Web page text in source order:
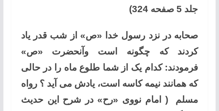
جلد 5 صفحه 324)
صحابه در نزد رسول خدا «ص» از شب قدر یاد
کردند که چگونه است وآنحضرت «ص»
فرمودند: کدام یک از شما طلوع ماه را در حالی
که همانند نیمه کاسه است، یادش می آید ؟ رواه
مسلم ( امام نووی «رح» در شرح این حدیث